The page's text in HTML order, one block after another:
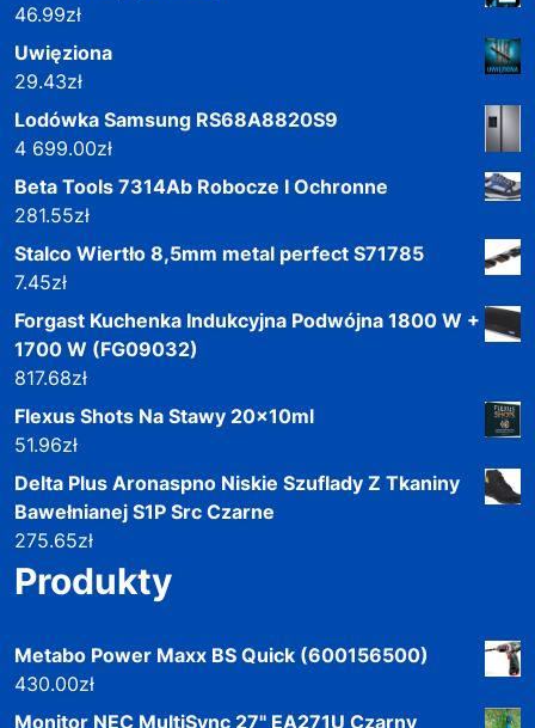
46.99zł
Uwięziona
29.43zł
Lodówka Samsung RS68A8820S9
4 699.00zł
Beta Tools 7314Ab Robocze I Ochronne
281.55zł
Stalco Wiertło 8,5mm metal perfect S71785
7.45zł
Forgast Kuchenka Indukcyjna Podwójna 1800 W +
1700 W (FG09032)
817.68zł
Flexus Shots Na Stawy 20x10ml
51.96zł
Delta Plus Aronaspno Niskie Szuflady Z Tkaniny
Bawełnianej S1P Src Czarne
275.65zł
Produkty
Metabo Power Maxx BS Quick (600156500)
430.00zł
Monitor NEC MultiSync 27" EA271U Czarny